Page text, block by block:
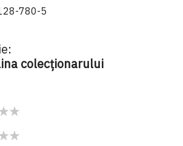
780-5
colecționarului